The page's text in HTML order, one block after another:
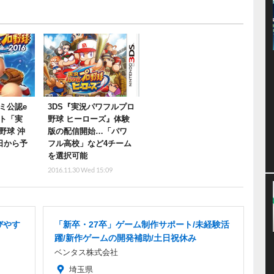
公認e
「実
球 沖
から予
3DS『実況パワフルプロ
野球 ヒーローズ』体験
版の配信開始…「パワ
フル高校」など4チーム
を選択可能
2016.11.30 Wed 15:09
やす
「新卒・27卒」ゲーム制作サポート/未経験活
躍/新作ゲームの開発補助/土日祝休み
ベンタス株式会社
埼玉県